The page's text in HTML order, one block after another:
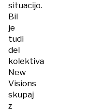
situacijo.
Bil
je
tudi
del
kolektiva
New
Visions
skupaj
z